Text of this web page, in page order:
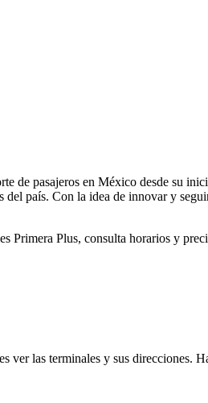
de pasajeros en México desde su
país. Con la idea de innovar y
Plus, consulta horarios y
ver las terminales y sus